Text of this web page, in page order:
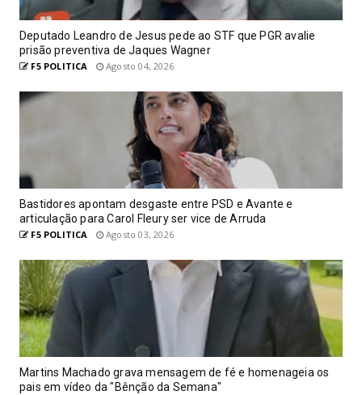
Deputado Leandro de Jesus pede ao STF que PGR avalie
prisão preventiva de Jaques Wagner
F5 POLITICA Agosto 04, 2026
Bastidores apontam desgaste entre PSD e Avante e
articulação para Carol Fleury ser vice de Arruda
F5 POLITICA Agosto 03, 2026
Martins Machado grava mensagem de fé e homenageia os
pais em vídeo da "Bênção da Semana"